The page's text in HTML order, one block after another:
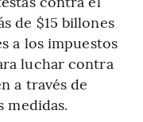
de $15 billones
a los impuestos
luchar contra
a través de
medidas.